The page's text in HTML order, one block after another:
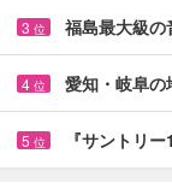
3 位 福島最大級
4 位 愛知・岐阜
5 位 『サントリ